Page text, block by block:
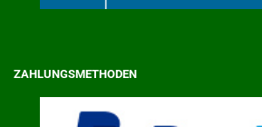
ZAHLUNGSMETHODEN